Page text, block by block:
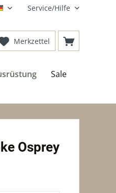
DE Service/Hilfe
Merkzettel
Sale
Osprey